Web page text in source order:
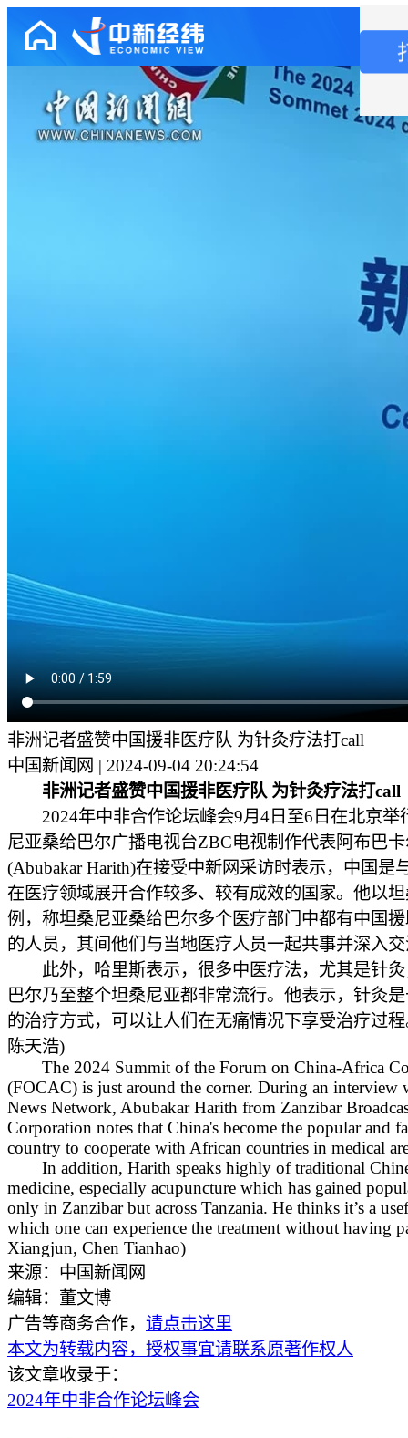
非洲记者盛赞中国援非医疗队 为针灸疗法打call
中国新闻网 | 2024-09-04 20:24:54
非洲记者盛赞中国援非医疗队 为针灸疗法打call
2024年中非合作论坛峰会9月4日至6日在北京举
尼亚桑给巴尔广播电视台ZBC电视制作代表阿布巴卡
(Abubakar Harith)在接受中新网采访时表示，中国是
在医疗领域展开合作较多、较有成效的国家。他以
例，称坦桑尼亚桑给巴尔多个医疗部门中都有中国
的人员，其间他们与当地医疗人员一起共事并深入
此外，哈里斯表示，很多中医疗法，尤其是针灸
巴尔乃至整个坦桑尼亚都非常流行。他表示，针灸
的治疗方式，可以让人们在无痛情况下享受治疗过
陈天浩)
The 2024 Summit of the Forum on China-Africa
(FOCAC) is just around the corner. During an interview
News Network, Abubakar Harith from Zanzibar
Corporation notes that China's become the popular and
country to cooperate with African countries in medical
In addition, Harith speaks highly of traditional
medicine, especially acupuncture which has gained
only in Zanzibar but across Tanzania. He thinks it’s a
which one can experience the treatment without having
Xiangjun, Chen Tianhao)
来源：中国新闻网
编辑：董文博
广告等商务合作， 请点击这里
本文为转载内容，授权事宜请联系原著作权人
该文章收录于：
2024年中非合作论坛峰会